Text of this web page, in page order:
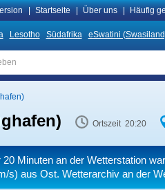
Startseite Über uns Häufig
Lesotho Südafrika eSwatini
Ortszeit 20:20
20 Minuten an der Wetterstation
s) aus Ost. Wetterarchiv an der